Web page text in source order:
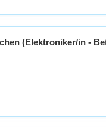
(Elektroniker/in -